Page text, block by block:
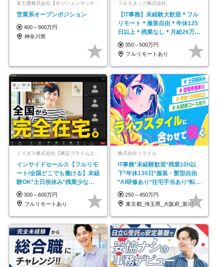
富士通株式会社【ポジションマッチ登録】
営業系オープンポジション
400～900万円
神奈川県
フルスタック株式会社
【IT事務】未経験大歓迎＊フル
リモート＊服装自由＊年休125
日以上＊残業なし＊月給26万円
以上
350～500万円
フルリモートあり
インサイドセールス【フルリモ
ート/全国どこでも働ける】未経
験OK*土日祝休み*残業少なめ*
在宅勤務手当あり
300～600万円
フルリモートあり
株式会社ミライル
IT事務*未経験歓迎*残業10h以
下*年休130日*服装・髪型自由
*AI研修あり*住宅手当あり*転勤
なし
250～450万円
東京都_埼玉県_大阪府_新潟県_福岡県